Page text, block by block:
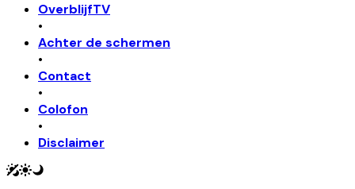
OverblijfTV
•
Achter de schermen
•
Contact
•
Colofon
•
Disclaimer